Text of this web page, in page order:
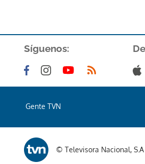
Síguenos:
Gente TVN
© Televisora Nacional,